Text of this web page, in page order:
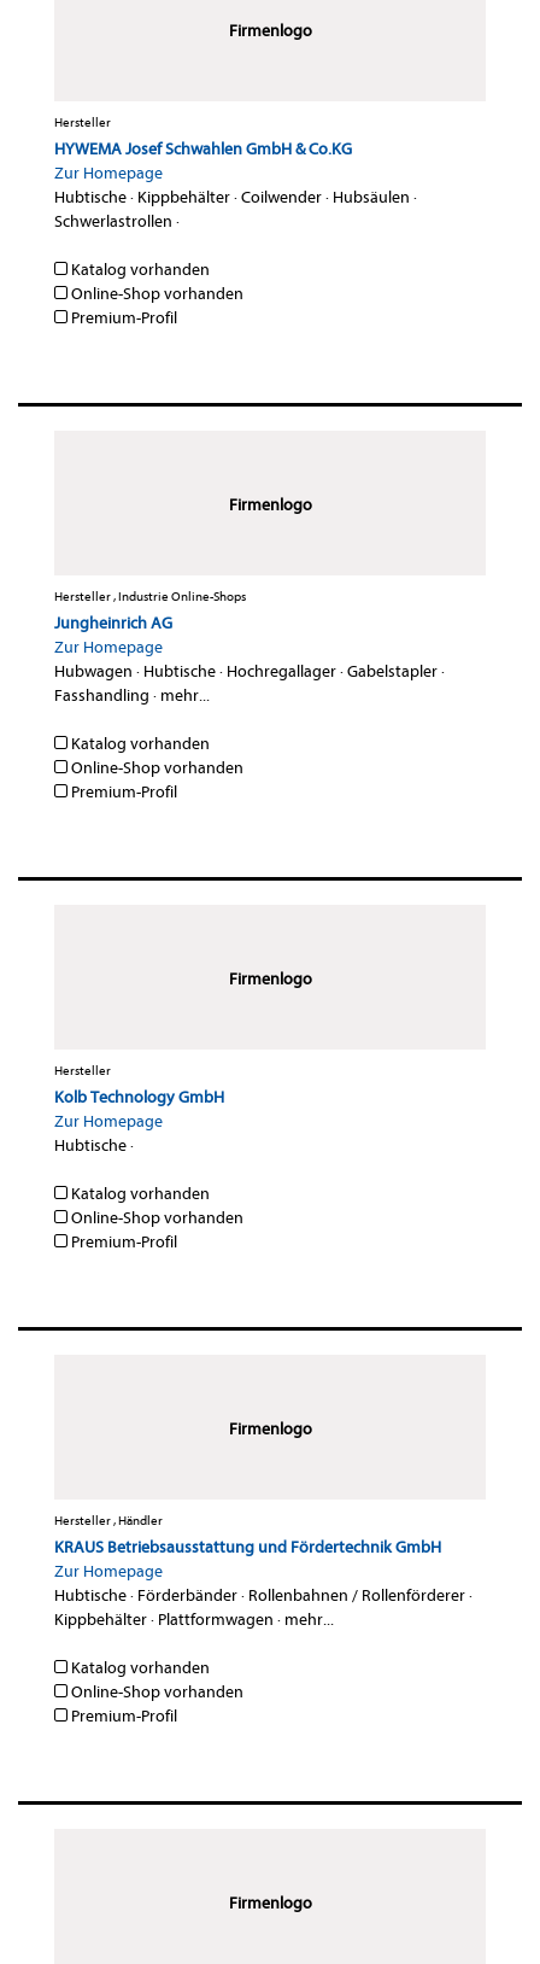
Firmenlogo
Hersteller
HYWEMA Josef Schwahlen GmbH & Co.KG
Zur Homepage
Hubtische· Kippbehälter·Coilwender· Hubsäulen ·
Schwerlastrollen ·
Katalog vorhanden
Online-Shop vorhanden
Premium-Profil
Firmenlogo
Hersteller , Industrie Online-Shops
Jungheinrich AG
Zur Homepage
Hubwagen · Hubtische· Hochregallager·Gabelstapler·
Fasshandling · mehr...
Katalog vorhanden
Online-Shop vorhanden
Premium-Profil
Firmenlogo
Hersteller
Kolb Technology GmbH
Zur Homepage
Hubtische·
Katalog vorhanden
Online-Shop vorhanden
Premium-Profil
Firmenlogo
Hersteller , Händler
KRAUS Betriebsausstattung und Fördertechnik GmbH
Zur Homepage
Hubtische· Förderbänder· Rollenbahnen / Rollenförderer·
Kippbehälter· Plattformwagen · mehr...
Katalog vorhanden
Online-Shop vorhanden
Premium-Profil
Firmenlogo